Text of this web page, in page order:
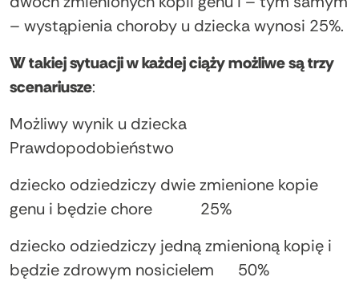
– wystąpienia choroby u dziecka wynosi 25%.
W takiej sytuacji w każdej ciąży możliwe są trzy
scenariusze:
Możliwy wynik u dziecka
Prawdopodobieństwo
dziecko odziedziczy dwie zmienione kopie
genu i będzie chore 25%
dziecko odziedziczy jedną zmienioną kopię i
będzie zdrowym nosicielem 50%